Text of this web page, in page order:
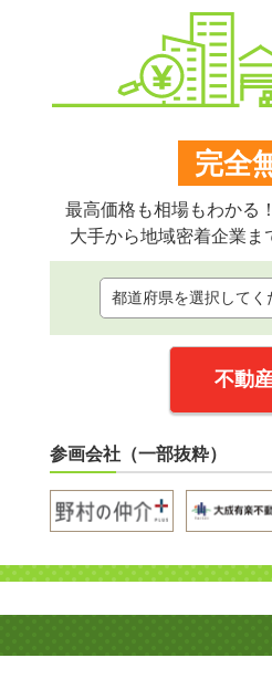
完全
最高価格も相場もわかる
大手から地域密着企業ま
不動
参画会社（一部抜粋）